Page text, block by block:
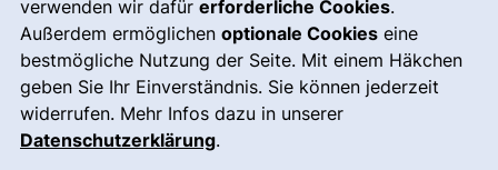
verwenden wir dafür erforderliche Cookies.
Außerdem ermöglichen optionale Cookies eine
bestmögliche Nutzung der Seite. Mit einem Häkchen
geben Sie Ihr Einverständnis. Sie können jederzeit
widerrufen. Mehr Infos dazu in unserer
Datenschutzerklärung.
Leichte Sprache
Gebärdensprache
Notfall(externer Link, öffnet
Impressum